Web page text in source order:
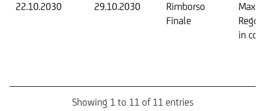
22.10.2030 29.10.2030
Rimborso
Finale
Max.
in
Showing 1 to 11 of 11 entries